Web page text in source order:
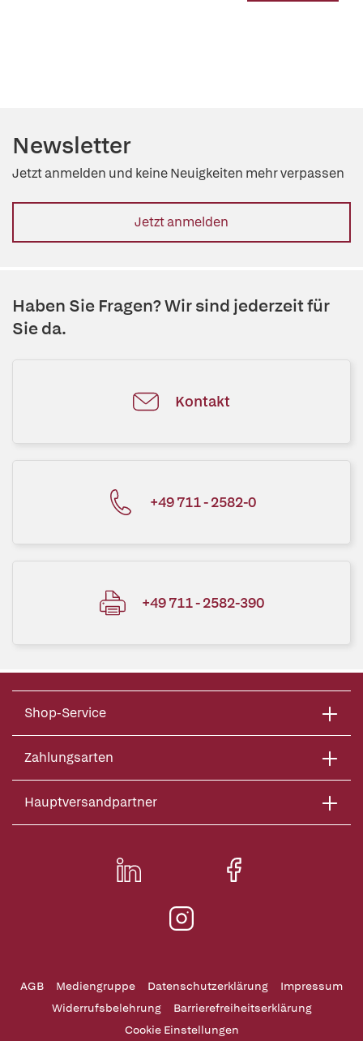
Newsletter
Jetzt anmelden und keine Neuigkeiten mehr verpassen
Jetzt anmelden
Haben Sie Fragen? Wir sind jederzeit für
Sie da.
Kontakt
+49 711 - 2582-0
+49 711 - 2582-390
Shop-Service
Zahlungsarten
Hauptversandpartner
AGB Mediengruppe Datenschutzerklärung
Impressum
Widerrufsbelehrung
Barrierefreiheitserklärung
Cookie Einstellungen